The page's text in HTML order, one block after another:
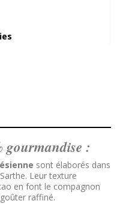
gourmandise :
sont élaborés dans
Leur texture
en font le compagnon
goûter raffiné.